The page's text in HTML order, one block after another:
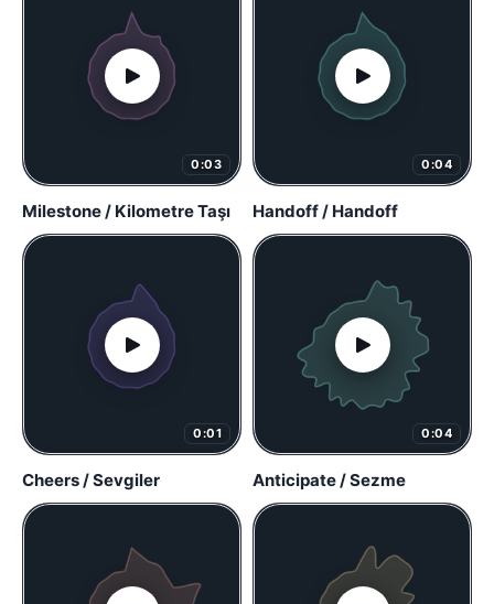
0:03
Milestone / Kilometre Taşı
0:04
Handoff / Handoff
0:01
Cheers / Sevgiler
0:04
Anticipate / Sezme